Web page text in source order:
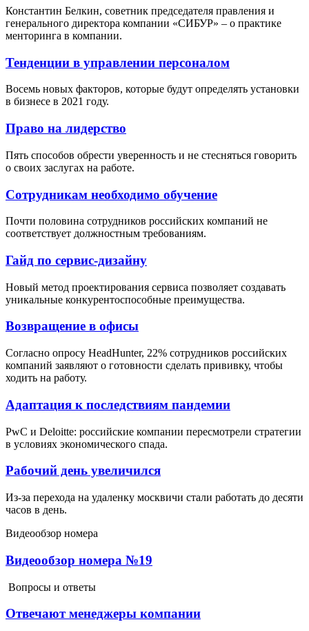
Константин Белкин, советник председателя правления и
генерального директора компании «СИБУР» – о практике
менторинга в компании.
Тенденции в управлении персоналом
Восемь новых факторов, которые будут определять установки
в бизнесе в 2021 году.
Право на лидерство
Пять способов обрести уверенность и не стесняться говорить
о своих заслугах на работе.
Сотрудникам необходимо обучение
Почти половина сотрудников российских компаний не
соответствует должностным требованиям.
Гайд по сервис-дизайну
Новый метод проектирования сервиса позволяет создавать
уникальные конкурентоспособные преимущества.
Возвращение в офисы
Согласно опросу HeadHunter, 22% сотрудников российских
компаний заявляют о готовности сделать прививку, чтобы
ходить на работу.
Адаптация к последствиям пандемии
PwC и Deloitte: российские компании пересмотрели стратегии
в условиях экономического спада.
Рабочий день увеличился
Из-за перехода на удаленку москвичи стали работать до десяти
часов в день.
Видеообзор номера
Видеообзор номера №19
Вопросы и ответы
Отвечают менеджеры компании